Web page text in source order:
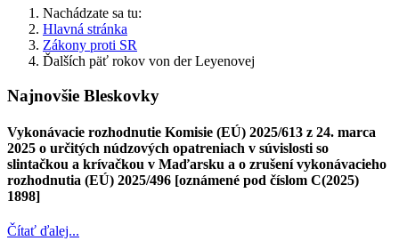
Nachádzate sa tu:
Hlavná stránka
Zákony proti SR
Ďalších päť rokov von der Leyenovej
Najnovšie Bleskovky
Vykonávacie rozhodnutie Komisie (EÚ) 2025/613 z 24. marca
2025 o určitých núdzových opatreniach v súvislosti so
slintačkou a krívačkou v Maďarsku a o zrušení vykonávacieho
rozhodnutia (EÚ) 2025/496 [oznámené pod číslom C(2025)
1898]
Čítať ďalej...